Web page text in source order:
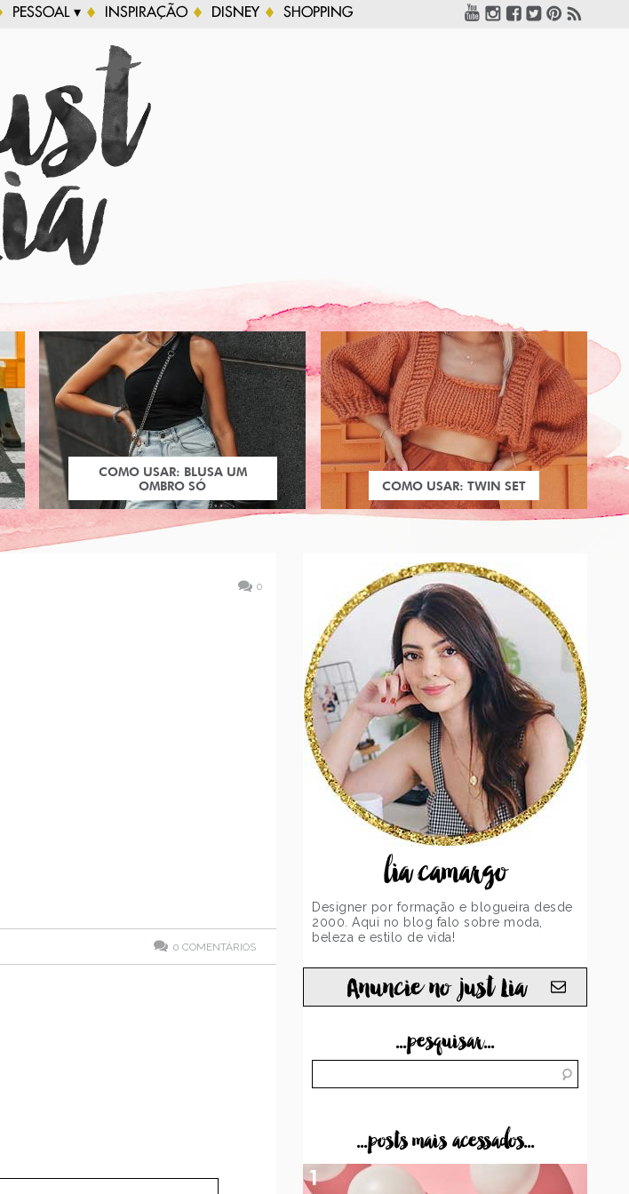
PESSOAL ▾ INSPIRAÇÃO DISNEY SHOPPING
COMO USAR: BLUSA UM
OMBRO SÓ
COMO USAR: TWIN SET
0
0 COMENTÁRIOS
lia camargo
Designer por formação e blogueira desde
2000. Aqui no blog falo sobre moda,
beleza e estilo de vida!
Anuncie no just Lia
...pesquisar...
...posts mais acessados...
1